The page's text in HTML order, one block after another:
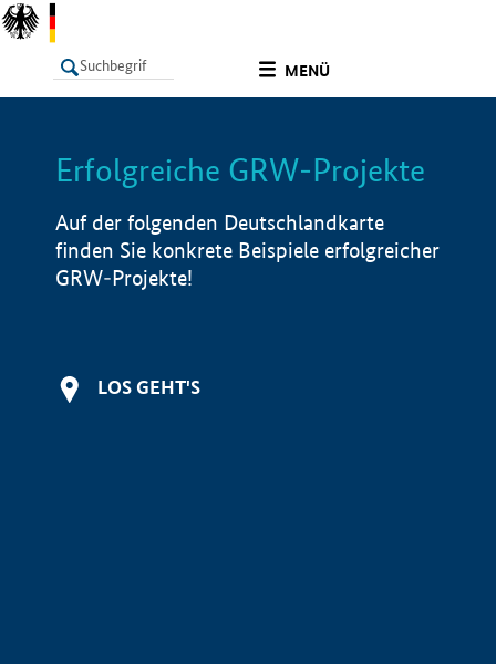
MENÜ
LISTE Info
Erfolgreiche GRW-Projekte
Auf der folgenden Deutschlandkarte
finden Sie konkrete Beispiele erfolgreicher
GRW-Projekte!
LOS GEHT'S